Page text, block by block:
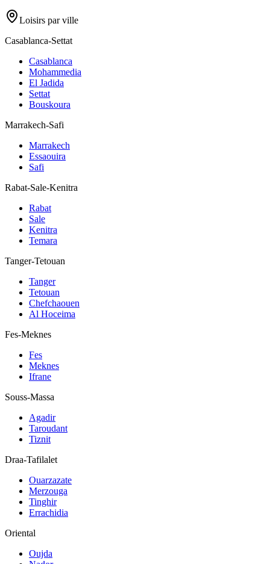
Loisirs par ville
Casablanca-Settat
Casablanca
Mohammedia
El Jadida
Settat
Bouskoura
Marrakech-Safi
Marrakech
Essaouira
Safi
Rabat-Sale-Kenitra
Rabat
Sale
Kenitra
Temara
Tanger-Tetouan
Tanger
Tetouan
Chefchaouen
Al Hoceima
Fes-Meknes
Fes
Meknes
Ifrane
Souss-Massa
Agadir
Taroudant
Tiznit
Draa-Tafilalet
Ouarzazate
Merzouga
Tinghir
Errachidia
Oriental
Oujda